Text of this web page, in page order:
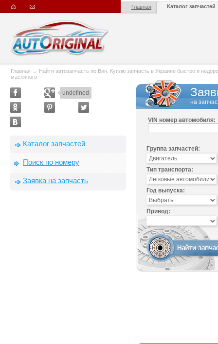
Главная Каталог запчастей
Главная → Найти автозапчасть по Вин. Куплю запчасть в Украине быстро и
масляного
undefined
Каталог запчастей
Поиск по номеру
Заявка на запчасть
на
VIN номер автомобиля:
Группа запчастей:
Тип транспорта:
Год выпуска:
Привод: